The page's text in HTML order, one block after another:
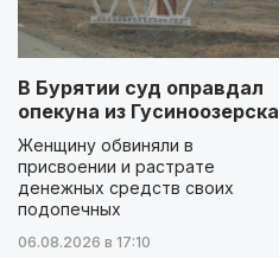
В Бурятии суд оправдал
опекуна из Гусиноозерска
Женщину обвиняли в
присвоении и растрате
денежных средств своих
подопечных
06.08.2026 в 17:10